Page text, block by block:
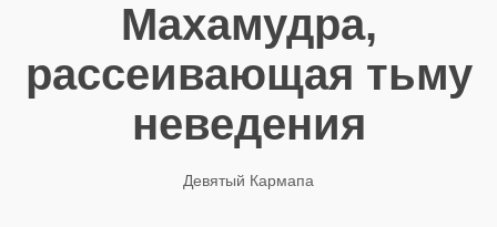
Махамудра,
рассеивающая тьму
неведения
Девятый Кармапа